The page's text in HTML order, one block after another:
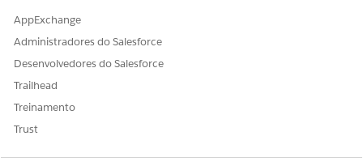
AppExchange
Administradores do Salesforce
Desenvolvedores do Salesforce
Trailhead
Treinamento
Trust